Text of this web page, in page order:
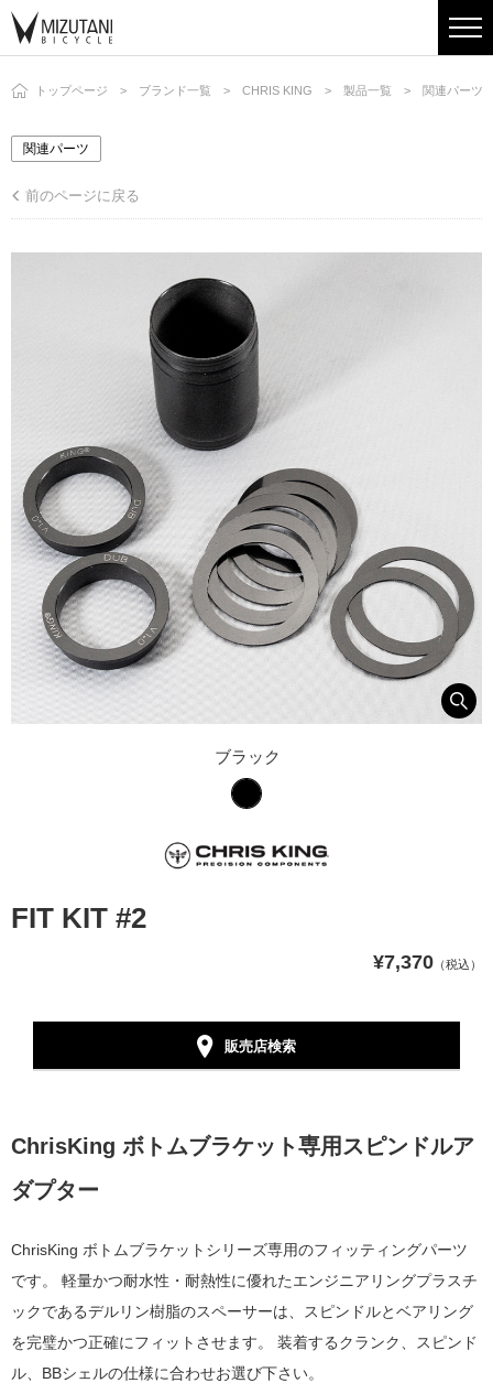
トップページ ブランド一覧 CHRIS KING 製品一覧 関連パーツ
関連パーツ
前のページに戻る
FIT KIT #2
¥7,370 （税込）
ブラック
販売店検索
ChrisKing ボトムブラケット専用スピンドルア
ダプター
ChrisKing ボトムブラケットシリーズ専用のフィッティングパーツ
です。 軽量かつ耐水性・耐熱性に優れたエンジニア リングプラスチ
ックであるデルリン樹脂のスペーサーは、
スピンドルとベアリング
を完璧かつ正確にフィットさせます。 装着するクランク、スピンド
ル、BBシェルの仕様に合わせお選び下さい。